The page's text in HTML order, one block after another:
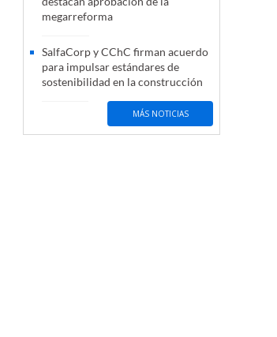
megarreforma
SalfaCorp y CChC firman acuerdo
para impulsar estándares de
sostenibilidad en la construcción
MÁS NOTICIAS